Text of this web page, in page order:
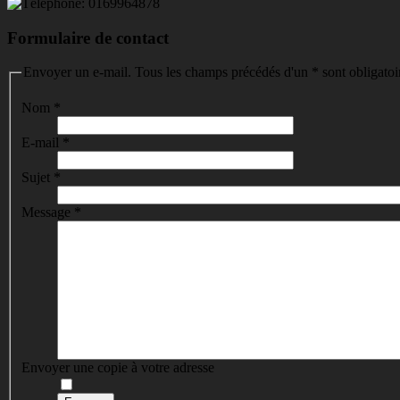
0169964878
Formulaire de contact
Envoyer un e-mail. Tous les champs précédés d'un * sont
Nom *
E-mail *
Sujet *
Message *
Envoyer une copie à votre adresse